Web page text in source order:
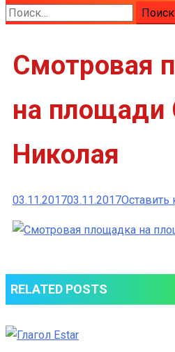
Найти:
Смотровая
на площади
Николая
03.11.201703.11.2017Оставить
RELATED POSTS